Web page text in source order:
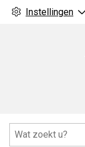
Instellingen